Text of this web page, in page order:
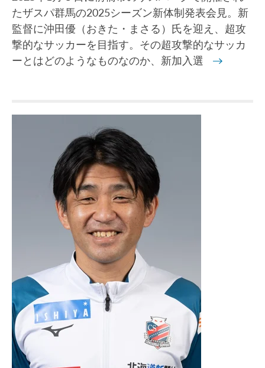
たザスパ群馬の2025シーズン新体制発表会見。新
監督に沖田優（おきた・まさる）氏を迎え、超攻
撃的なサッカーを目指す。その超攻撃的なサッカ
ーとはどのようなものなのか、新加入選 →